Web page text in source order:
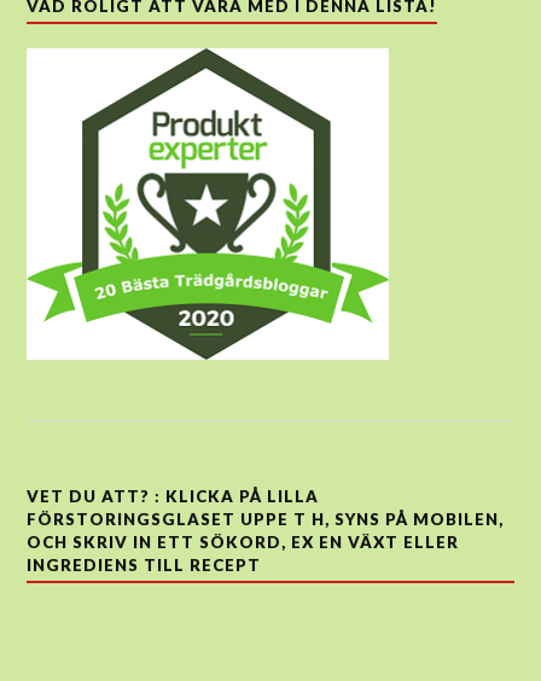
VAD ROLIGT ATT VARA MED I DENNA LISTA!
VET DU ATT? : KLICKA PÅ LILLA
FÖRSTORINGSGLASET UPPE T H, SYNS PÅ MOBILEN,
OCH SKRIV IN ETT SÖKORD, EX EN VÄXT ELLER
INGREDIENS TILL RECEPT